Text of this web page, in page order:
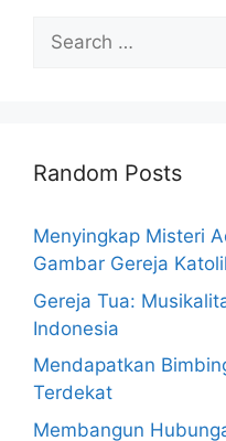
Search
for:
Random Posts
Menyingkap Misteri
Gambar Gereja
Gereja Tua:
Indonesia
Mendapatkan
Terdekat
Membangun